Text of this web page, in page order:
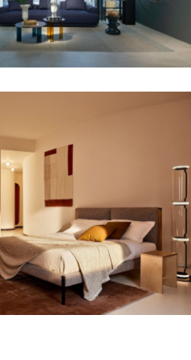
Zanotta Oliva